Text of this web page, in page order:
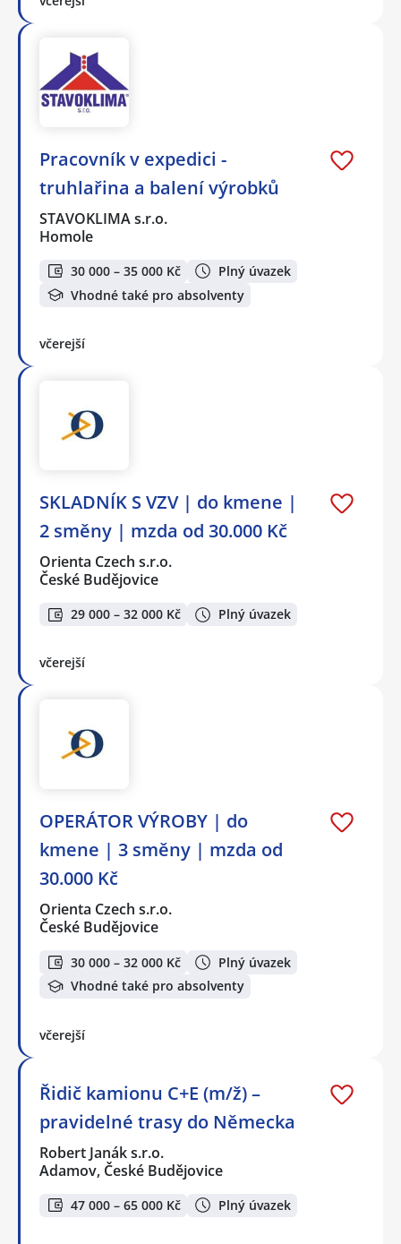
Pracovník v expedici -
truhlařina a balení výrobků
STAVOKLIMA s.r.o.
Homole
30 000 – 35 000 Kč
Plný úvazek
Vhodné také pro absolventy
včerejší
SKLADNÍK S VZV | do kmene |
2 směny | mzda od 30.000 Kč
Orienta Czech s.r.o.
České Budějovice
29 000 – 32 000 Kč Plný úvazek
včerejší
OPERÁTOR VÝROBY | do
kmene | 3 směny | mzda od
30.000 Kč
Orienta Czech s.r.o.
České Budějovice
30 000 – 32 000 Kč
Plný úvazek
Vhodné také pro absolventy
včerejší
Řidič kamionu C+E (m/ž) –
pravidelné trasy do Německa
Robert Janák s.r.o.
Adamov, České Budějovice
47 000 – 65 000 Kč Plný úvazek